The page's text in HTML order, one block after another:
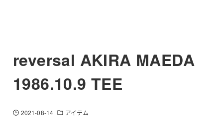
reversal AKIRA MAEDA
1986.10.9 TEE
2021-08-14 アイテム